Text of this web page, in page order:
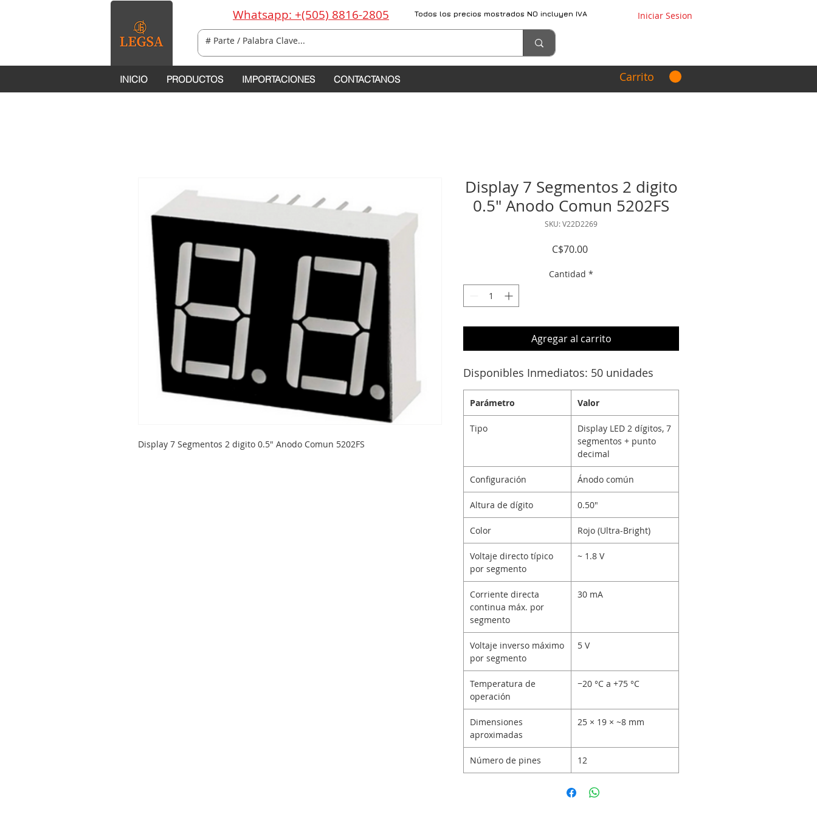
Whatsapp: +(505) 8816-2805 Todos los precios mostrados NO incluyen IVA Iniciar Sesion
INICIO PRODUCTOS IMPORTACIONES CONTACTANOS Carrito
Display 7 Segmentos 2 digito 0.5" Anodo Comun 5202FS
Display 7 Segmentos 2 digito
0.5" Anodo Comun 5202FS
SKU: V22D2269
C$70.00Precio
Cantidad *
Agregar al carrito
Disponibles Inmediatos: 50 unidades
Parámetro Valor
Tipo
Display LED 2 dígitos, 7
segmentos + punto
decimal
Configuración Ánodo común
Altura de dígito 0.50″
Color Rojo (Ultra-Bright)
Voltaje directo típico
por segmento
~ 1.8 V
Corriente directa
continua máx. por
segmento
30 mA
Voltaje inverso máximo
por segmento
5 V
Temperatura de
operación
−20 °C a +75 °C
Dimensiones
aproximadas
25 × 19 × ~8 mm
Número de pines 12